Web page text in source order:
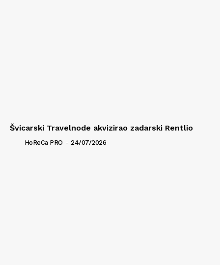
Švicarski Travelnode akvizirao zadarski Rentlio
HoReCa PRO - 24/07/2026